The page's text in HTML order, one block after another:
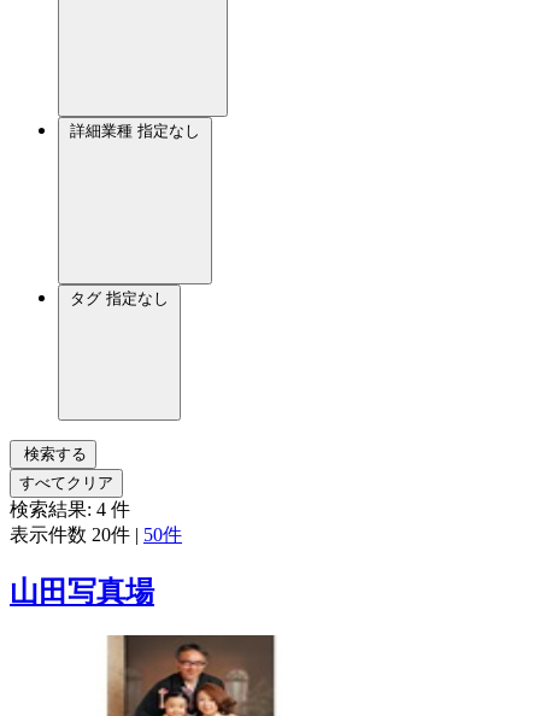
詳細業種 指定なし
タグ 指定なし
検索する
すべてクリア
検索結果: 4 件
表示件数 20件 | 50件
山田写真場